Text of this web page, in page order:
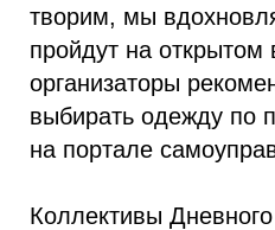
творим, мы
пройдут на открытом
организаторы
выбирать одежду по
на портале
Коллективы